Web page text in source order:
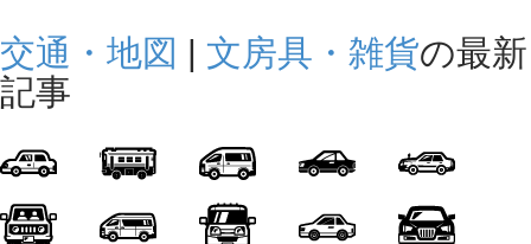
交通・地図 | 文房具・雑貨の最新
記事